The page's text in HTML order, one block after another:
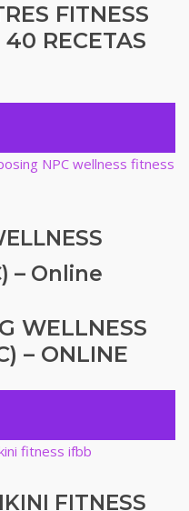
FITNESS
40 RECETAS
– Online
WELLNESS
– ONLINE
FITNESS